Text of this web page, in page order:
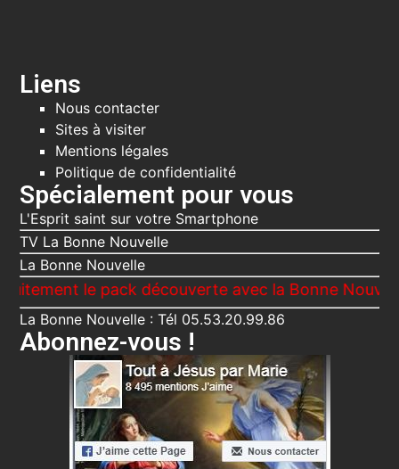
Liens
Nous contacter
Sites à visiter
Mentions légales
Politique de confidentialité
Spécialement pour vous
L'Esprit saint sur votre Smartphone
TV La Bonne Nouvelle
La Bonne Nouvelle
le pack découverte avec la Bonne Nouvelle, Le
La Bonne Nouvelle : Tél 05.53.20.99.86
Abonnez-vous !